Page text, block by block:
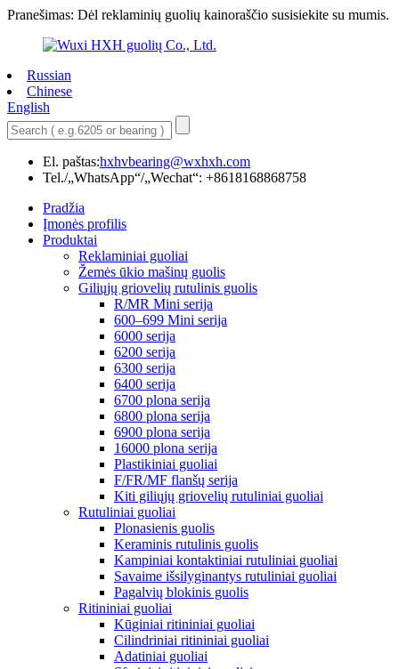
Pranešimas: Dėl reklaminių guolių kainoraščio susisiekite su mumis.
Russian
Chinese
English
El. paštas:hxhvbearing@wxhxh.com
Tel./„WhatsApp“/„Wechat“: +8618168868758
Pradžia
Įmonės profilis
Produktai
Reklaminiai guoliai
Žemės ūkio mašinų guolis
Giliųjų griovelių rutulinis guolis
R/MR Mini serija
600–699 Mini serija
6000 serija
6200 serija
6300 serija
6400 serija
6700 plona serija
6800 plona serija
6900 plona serija
16000 plona serija
Plastikiniai guoliai
F/FR/MF flanšų serija
Kiti giliųjų griovelių rutuliniai guoliai
Rutuliniai guoliai
Plonasienis guolis
Keraminis rutulinis guolis
Kampiniai kontaktiniai rutuliniai guoliai
Savaime išsilyginantys rutuliniai guoliai
Pagalvių blokinis guolis
Ritininiai guoliai
Kūginiai ritininiai guoliai
Cilindriniai ritininiai guoliai
Adatiniai guoliai